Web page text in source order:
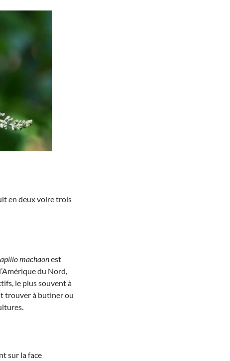
en deux voire trois
machaonest
du Nord,
le plus souvent à
trouver à butiner ou
sur la face